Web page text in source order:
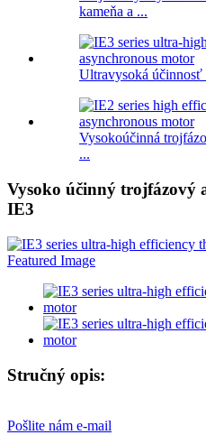
kameňa a ...
Ultravysoká účinnosť
Vysokoúčinná
...
Vysoko účinný trojfázový
IE3
Stručný opis:
Pošlite nám e-mail